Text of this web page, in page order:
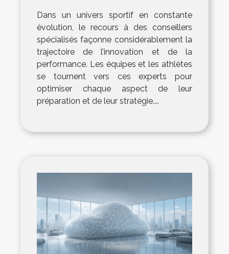
Dans un univers sportif en constante
évolution, le recours à des conseillers
spécialisés façonne considérablement la
trajectoire de l’innovation et de la
performance. Les équipes et les athlètes
se tournent vers ces experts pour
optimiser chaque aspect de leur
préparation et de leur stratégie....